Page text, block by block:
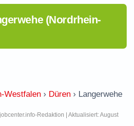
(Nordrhein-
Westfalen › Düren › Langerwehe
Redaktion | Aktualisiert: August